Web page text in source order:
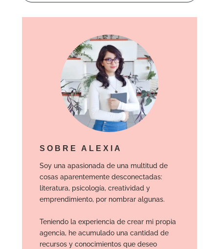
SOBRE ALEXIA
Soy una apasionada de una multitud de
cosas aparentemente desconectadas:
literatura, psicología, creatividad y
emprendimiento, por nombrar algunas.
Teniendo la experiencia de crear mi propia
agencia, he acumulado una cantidad de
recursos y conocimientos que deseo